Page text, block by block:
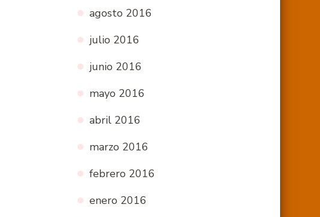
agosto 2016
julio 2016
junio 2016
mayo 2016
abril 2016
marzo 2016
febrero 2016
enero 2016